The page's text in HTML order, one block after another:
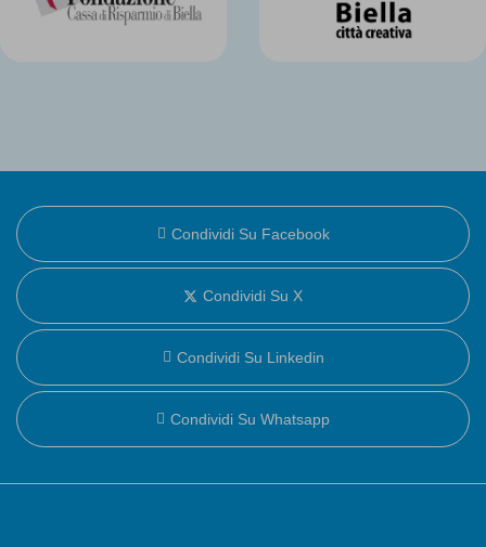
Condividi Su Facebook
Condividi Su X
Condividi Su Linkedin
Condividi Su Whatsapp